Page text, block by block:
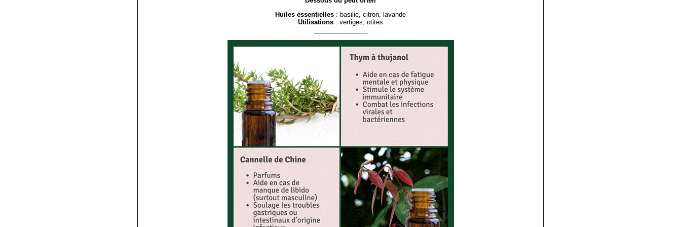
Huiles essentielles : basilic, citron, lavande
Utilisations : vertiges, otites